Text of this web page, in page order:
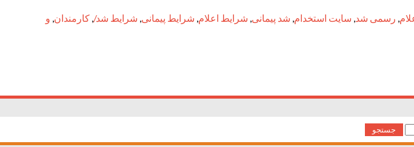
, رسمی شد, سایت استخدام, شد پیمانی, شرایط اعلام, شرایط پیمانی, شرایط شد/, کارمندان, و